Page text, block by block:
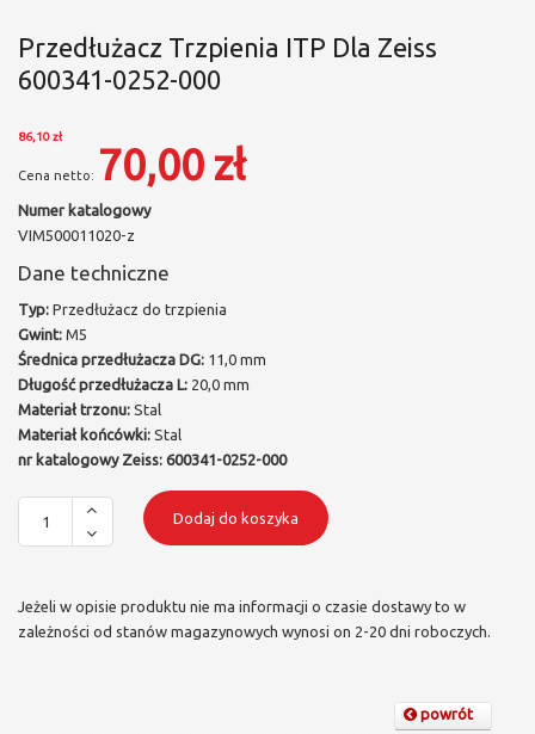
Przedłużacz Trzpienia ITP Dla Zeiss
600341-0252-000
86,10 zł
70,00 zł
Numer katalogowy
VIM500011020-z
Dane techniczne
Typ: Przedłużacz do trzpienia
Gwint: M5
Średnica przedłużacza DG: 11,0 mm
Długość przedłużacza L: 20,0 mm
Materiał trzonu: Stal
Materiał końcówki: Stal
nr katalogowy Zeiss: 600341-0252-000
Dodaj do koszyka
Jeżeli w opisie produktu nie ma informacji o czasie dostawy to w
zależności od stanów magazynowych wynosi on 2-20 dni roboczych.
powrót